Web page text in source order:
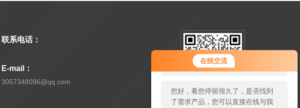
在线交流
您好！欢迎前来咨询，很高兴为您
服务，请问您要咨询什么问题呢？
您好，看您停留很久了，是否找到
了需求产品，您可以直接在线与我
联系电话：
E-mail：
3057348096@qq.com
扫一扫加微信